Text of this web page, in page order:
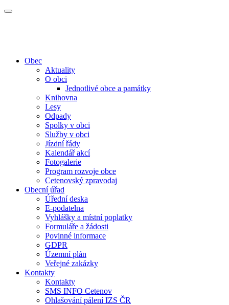
Obec
Aktuality
O obci
Jednotlivé obce a památky
Knihovna
Lesy
Odpady
Spolky v obci
Služby v obci
Jízdní řády
Kalendář akcí
Fotogalerie
Program rozvoje obce
Cetenovský zpravodaj
Obecní úřad
Úřední deska
E-podatelna
Vyhlášky a místní poplatky
Formuláře a žádosti
Povinné informace
GDPR
Územní plán
Veřejné zakázky
Kontakty
Kontakty
SMS INFO Cetenov
Ohlašování pálení IZS ČR